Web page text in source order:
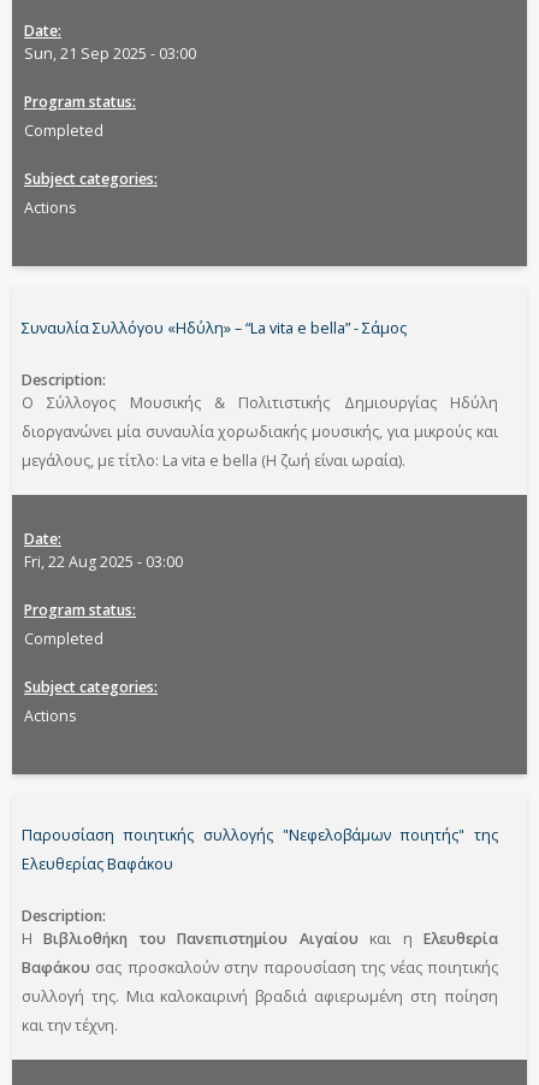
Date
Sun, 21 Sep 2025 - 03:00
Program status
Completed
Subject categories
Actions
Συναυλία Συλλόγου «Ηδύλη» – “La vita e bella” - Σάμος
Description
O Σύλλογος Μουσικής & Πολιτιστικής Δημιουργίας Ηδύλη
διοργανώνει μία συναυλία χορωδιακής μουσικής, για μικρούς και
μεγάλους, με τίτλο: La vita e bella (Η ζωή είναι ωραία).
Date
Fri, 22 Aug 2025 - 03:00
Program status
Completed
Subject categories
Actions
Παρουσίαση ποιητικής συλλογής "Νεφελοβάμων ποιητής" της
Ελευθερίας Βαφάκου
Description
Η Βιβλιοθήκη του Πανεπιστημίου Αιγαίου και ηΕλευθερία
Βαφάκου σας προσκαλούν στην παρουσίαση της νέας ποιητικής
συλλογή της. Μια καλοκαιρινή βραδιά αφιερωμένη στη ποίηση
και την τέχνη.